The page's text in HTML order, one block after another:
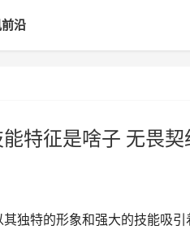
沿
特征是啥子 无畏契
独特的形象和强大的技能吸